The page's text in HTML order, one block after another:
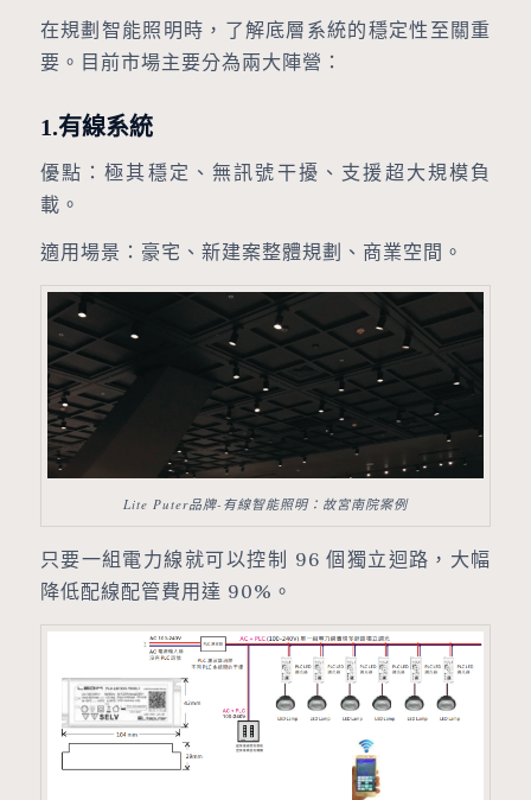
在規劃智能照明時，了解底層系統的穩定性至關重
要。目前市場主要分為兩大陣營：
1.有線系統
優點：極其穩定、無訊號干擾、支援超大規模負
載。
適用場景：豪宅、新建案整體規劃、商業空間。
Lite Puter品牌-有線智能照明：故宮南院案例
只要一組電力線就可以控制 96 個獨立迴路，大幅
降低配線配管費用達 90%。